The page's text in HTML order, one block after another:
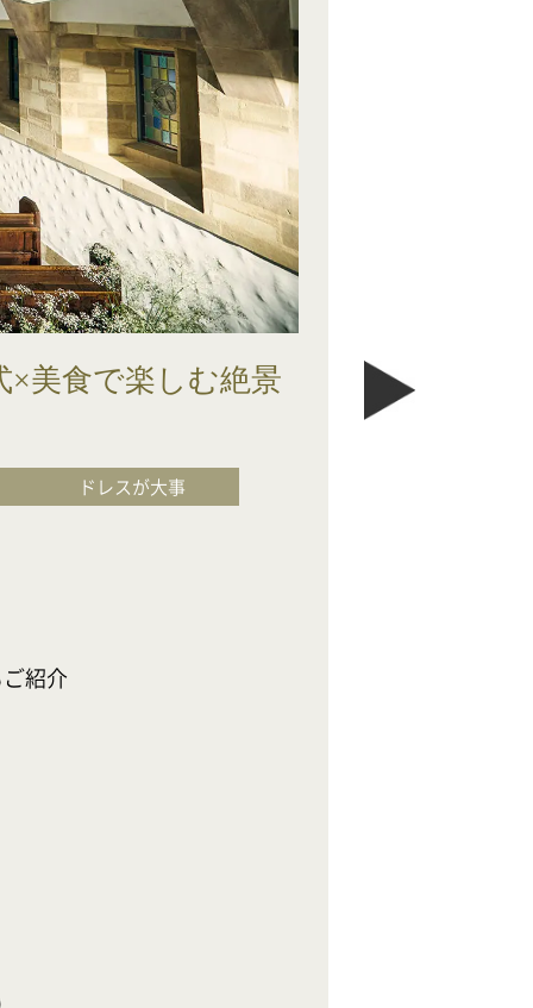
美食で楽しむ絶景
ドレスが大事
紹介
ベストレ
ドレス試